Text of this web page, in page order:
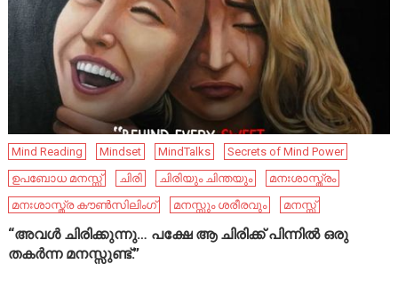
Mind Reading Mindset MindTalks
Secrets of Mind Power
ഉപബോധ മനസ്സ്
ചിരി ചിരിയും ചിന്തയും
മനഃശാസ്ത്രം
മനഃശാസ്ത്ര കൗൺസിലിംഗ്
മനസ്സും ശരീരവും മനസ്സ്
“അവൾ ചിരിക്കുന്നു… പക്ഷേ ആ ചിരിക്ക് പിന്നിൽ ഒരു
തകർന്ന മനസ്സുണ്ട്.”